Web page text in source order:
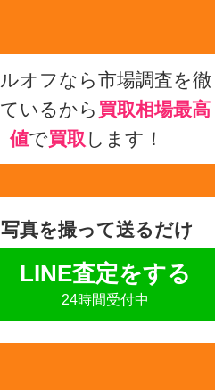
オフなら市場調査を徹
いるから 買取相場最高
値で買取 します！
写真を撮って送るだけ
LINE査定をする
24時間受付中